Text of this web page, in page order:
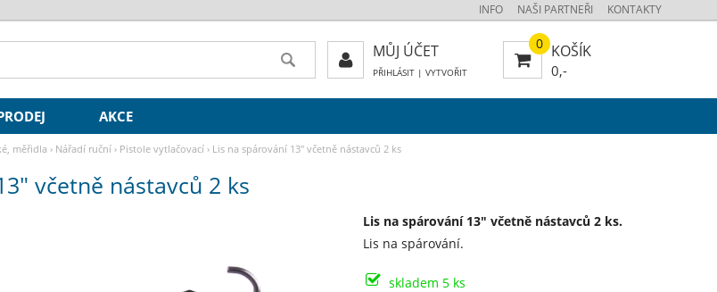
měřidla › Nářadí ruční› Pistole vytlačovací› Lis na spárování 13" včetně nástavců 2 ks
včetně nástavců 2 ks
Lis na spárování 13" včetně nástavců 2 ks.
Lis na spárování.
skladem 5 ks
AKCE
INFO NAŠI PARTNEŘI KONTAKTY
0 KOŠÍK
0,-
MŮJ ÚČET
PŘIHLÁSIT| VYTVOŘIT